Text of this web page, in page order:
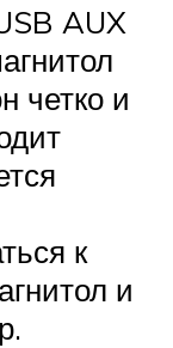
AUX
четко и
к
и